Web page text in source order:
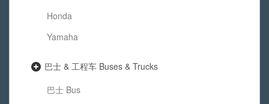
Honda
Yamaha
巴士 & 工程车 Buses & Trucks
巴士 Bus